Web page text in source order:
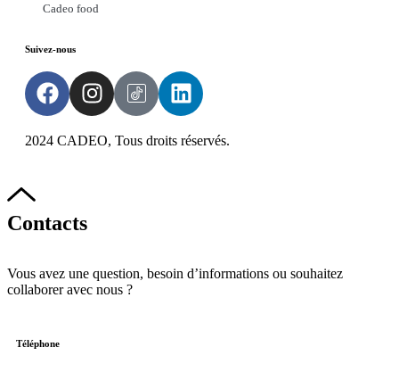
Cadeo food
Suivez-nous
2024 CADEO, Tous droits réservés.
Contacts
Vous avez une question, besoin d’informations ou souhaitez
collaborer avec nous ?
Téléphone